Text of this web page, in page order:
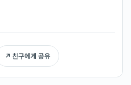
↗ 친구에게 공유